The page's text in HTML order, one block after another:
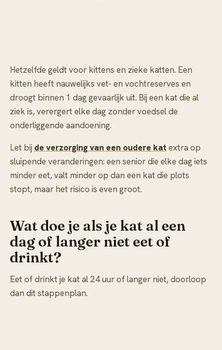
Hetzelfde geldt voor kittens en zieke katten. Een
kitten heeft nauwelijks vet- en vochtreserves en
droogt binnen 1 dag gevaarlijk uit. Bij een kat die al
ziek is, verergert elke dag zonder voedsel de
onderliggende aandoening.
Let bij de verzorging van een oudere kat extra op
sluipende veranderingen: een senior die elke dag iets
minder eet, valt minder op dan een kat die plots
stopt, maar het risico is even groot.
Wat doe je als je kat al een
dag of langer niet eet of
drinkt?
Eet of drinkt je kat al 24 uur of langer niet, doorloop
dan dit stappenplan.